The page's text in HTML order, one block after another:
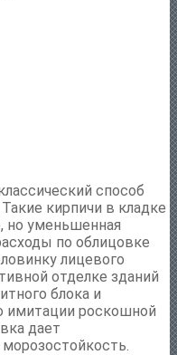
способ
кирпичи в кладке
но уменьшенная
по облицовке
лицевого
отделке зданий
блока и
имитации роскошной
дает